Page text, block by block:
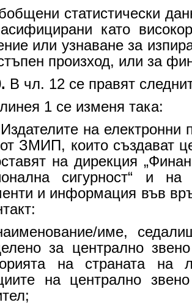
статистически
като
или узнаване за
произход, или за
В чл. 12 се правят
1 се изменя така:
на
ЗМИП, които създават
на дирекция
сигурност“ и
и информация във
име,
за централно
на страната на
на централно